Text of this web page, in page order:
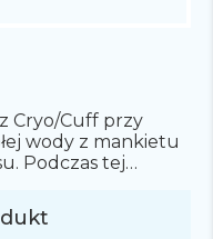
Cryo/Cuff przy
wody z mankietu
Podczas tej
się tak dzięki